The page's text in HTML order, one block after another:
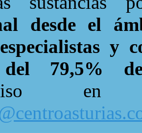
desde el
y
del 79,5%